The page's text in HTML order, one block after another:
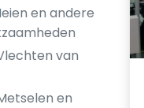
en andere
van
en